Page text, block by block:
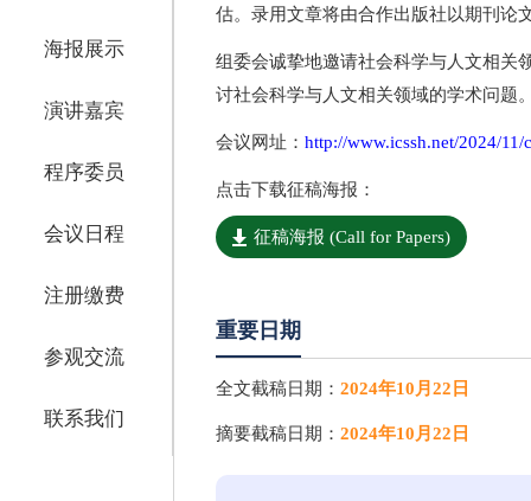
海报展示
演讲嘉宾
程序委员
会议日程
注册缴费
参观交流
联系我们
估。录用文章将由合作出版社以期刊论
组委会诚挚地邀请社会科学与人文相关
讨社会科学与人文相关领域的学术问题
会议网址： http://www.icssh.net/2024/11/
点击下载征稿海报：
征稿海报 (Call for Papers)
重要日期
全文截稿日期： 2024年10月22日
摘要截稿日期： 2024年10月22日